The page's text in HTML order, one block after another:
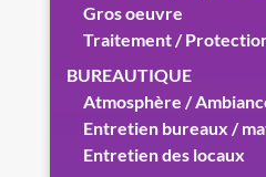
Gros oeuvre
Traitement /
BUREAUTIQUE
Atmosphère /
Entretien bureaux /
Entretien des locaux